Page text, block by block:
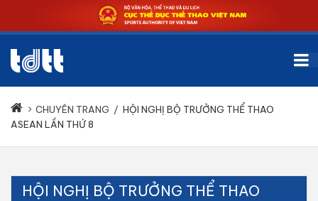
CHUYÊN TRANG / HỘI NGHỊ BỘ TRƯỞNG THỂ THAO
ASEAN LẦN THỨ 8
HỘI NGHỊ BỘ TRƯỞNG THỂ THAO